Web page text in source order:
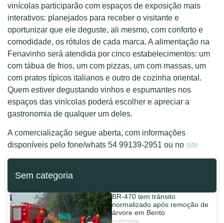
vinícolas participarão com espaços de exposição mais
interativos: planejados para receber o visitante e
oportunizar que ele deguste, ali mesmo, com conforto e
comodidade, os rótulos de cada marca. A alimentação na
Fenavinho será atendida por cinco estabelecimentos: um
com tábua de frios, um com pizzas, um com massas, um
com pratos típicos italianos e outro de cozinha oriental.
Quem estiver degustando vinhos e espumantes nos
espaços das vinícolas poderá escolher e apreciar a
gastronomia de qualquer um deles.
A comercialização segue aberta, com informações
disponíveis pelo fone/whats 54 99139-2951 ou no site
Sem categoria
BR-470 tem trânsito
normalizado após remoção de
árvore em Bento